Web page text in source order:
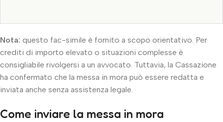
Nota: questo fac-simile è fornito a scopo orientativo. Per
crediti di importo elevato o situazioni complesse è
consigliabile rivolgersi a un avvocato. Tuttavia, la Cassazione
ha confermato che la messa in mora può essere redatta e
inviata anche senza assistenza legale.
Come inviare la messa in mora